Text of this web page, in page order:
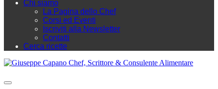
Chi siamo
La Pagina dello Chef
Corsi ed Eventi
Iscriviti alla Newsletter
Contatti
Cerca ricette